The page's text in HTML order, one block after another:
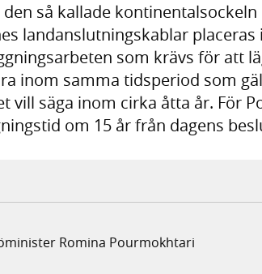
så kallade
landanslutningskablar placeras
som krävs för att
inom samma tidsperiod som
vill säga inom cirka åtta år. För
om 15 år från dagens
Romina Pourmokhtari